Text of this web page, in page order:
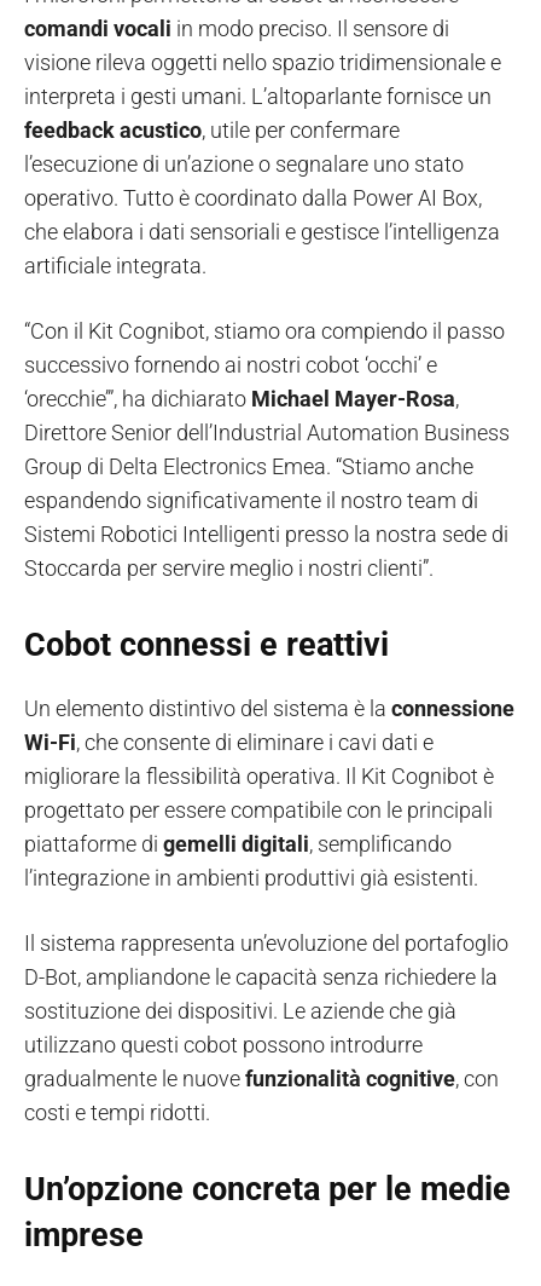
comandi vocali in modo preciso. Il sensore di
visione rileva oggetti nello spazio tridimensionale e
interpreta i gesti umani. L’altoparlante fornisce un
feedback acustico, utile per confermare
l’esecuzione di un’azione o segnalare uno stato
operativo. Tutto è coordinato dalla Power AI Box,
che elabora i dati sensoriali e gestisce l’intelligenza
artificiale integrata.
“Con il Kit Cognibot, stiamo ora compiendo il passo
successivo fornendo ai nostri cobot ‘occhi’ e
‘orecchie’”, ha dichiarato Michael Mayer-Rosa,
Direttore Senior dell’Industrial Automation Business
Group di Delta Electronics Emea. “Stiamo anche
espandendo significativamente il nostro team di
Sistemi Robotici Intelligenti presso la nostra sede di
Stoccarda per servire meglio i nostri clienti”.
Cobot connessi e reattivi
Un elemento distintivo del sistema è la connessione
Wi-Fi, che consente di eliminare i cavi dati e
migliorare la flessibilità operativa. Il Kit Cognibot è
progettato per essere compatibile con le principali
piattaforme di gemelli digitali, semplificando
l’integrazione in ambienti produttivi già esistenti.
Il sistema rappresenta un’evoluzione del portafoglio
D-Bot, ampliandone le capacità senza richiedere la
sostituzione dei dispositivi. Le aziende che già
utilizzano questi cobot possono introdurre
gradualmente le nuovefunzionalità cognitive, con
costi e tempi ridotti.
Un’opzione concreta per le medie
imprese